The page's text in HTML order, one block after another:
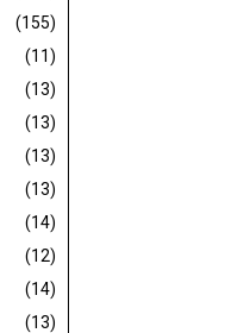
(155)
(11)
(13)
(13)
(13)
(13)
(14)
(12)
(14)
(13)